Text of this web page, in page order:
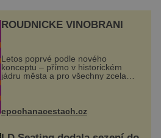
ROUDNICKÉ VINOBRANÍ
Letos poprvé podle nového
konceptu – přímo v historickém
jádru města a pro všechny zcela
zdarma. Hlavní program se
náměstí. Návštěvníci se mohou těšit
na víno, burčák, pes...
epochanacestach.cz